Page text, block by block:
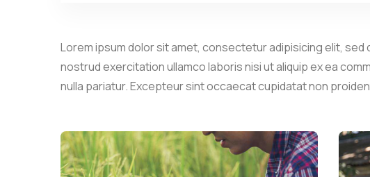
Lorem ipsum dolor sit amet, consectetur adipisicing elit, sed
nostrud exercitation ullamco laboris nisi ut aliquip ex ea
nulla pariatur. Excepteur sint occaecat cupidatat non